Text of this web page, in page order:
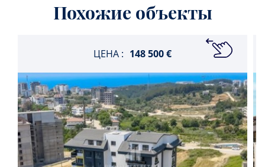
Похожие объекты
ЦЕНА : 148 500 €